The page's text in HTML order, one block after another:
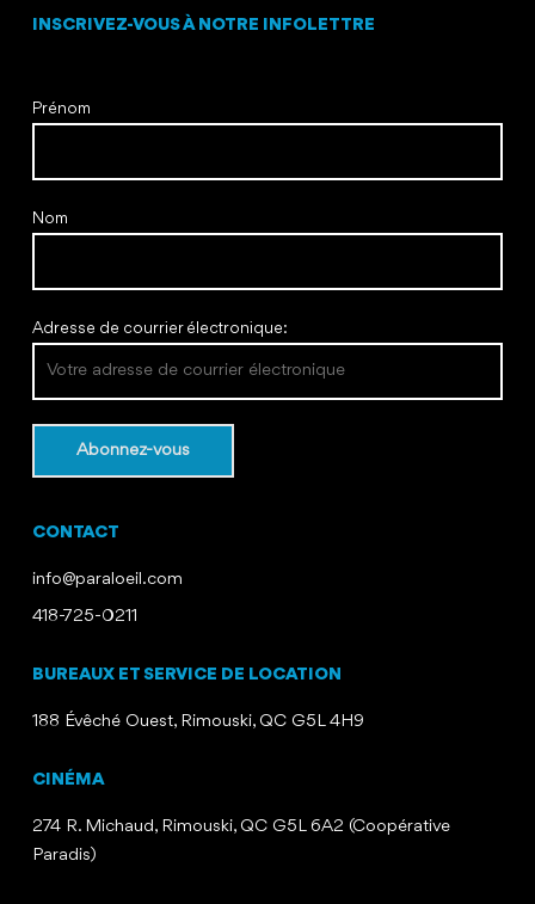
INSCRIVEZ-VOUS À NOTRE INFOLETTRE
Prénom
Nom
Adresse de courrier électronique:
CONTACT
info@paraloeil.com
418-725-0211
BUREAUX ET SERVICE DE LOCATION
188 Évêché Ouest, Rimouski, QC G5L 4H9
CINÉMA
274 R. Michaud, Rimouski, QC G5L 6A2 (Coopérative
Paradis)